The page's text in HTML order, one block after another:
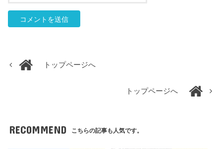
トップページへ
トップページへ
RECOMMEND こちらの記事も人気です。